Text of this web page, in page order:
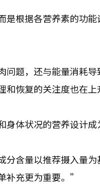
是根据各营养素的功
问题，还与能量消耗
恢复的关注度也在上
体状况的营养设计成
含量以推荐摄入量
补充更为重要。”